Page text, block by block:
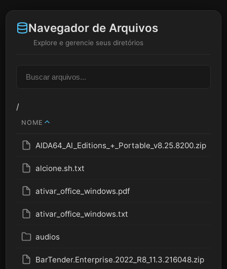
Navegador de Arquivos
Explore e gerencie seus diretórios
/
NOME
AIDA64_Al_Editions_+_Portable_v8.25.8200.zip
alcione.sh.txt
ativar_office_windows.pdf
ativar_office_windows.txt
audios
BarTender.Enterprise.2022_R8_11.3.216048.zip